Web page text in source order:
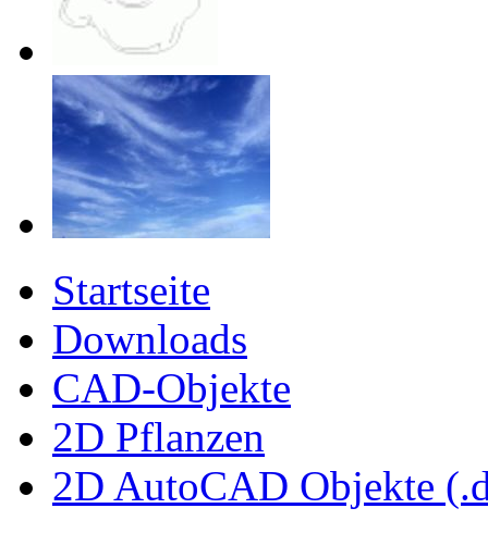
Startseite
Downloads
CAD-Objekte
2D Pflanzen
2D AutoCAD Objekte